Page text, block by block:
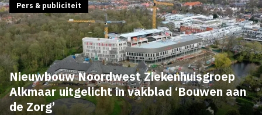
Nieuwbouw Noordwest Ziekenhuisgroep
Alkmaar uitgelicht in vakblad ‘Bouwen aan
de Zorg’
Pers & publiciteit